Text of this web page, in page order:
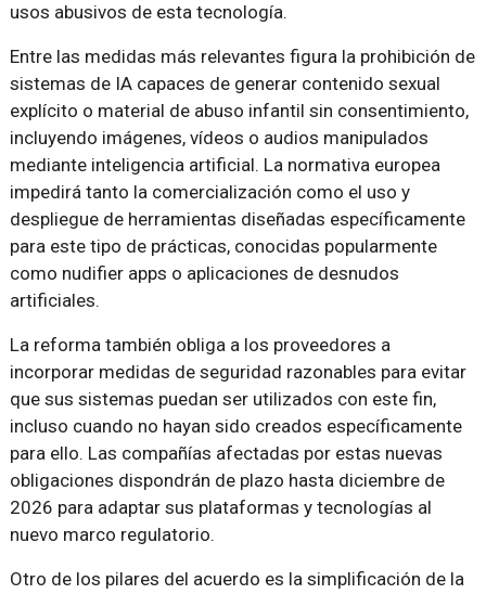
usos abusivos de esta tecnología.
Entre las medidas más relevantes figura la prohibición de
sistemas de IA capaces de generar contenido sexual
explícito o material de abuso infantil sin consentimiento,
incluyendo imágenes, vídeos o audios manipulados
mediante inteligencia artificial. La normativa europea
impedirá tanto la comercialización como el uso y
despliegue de herramientas diseñadas específicamente
para este tipo de prácticas, conocidas popularmente
como nudifier apps o aplicaciones de desnudos
artificiales.
La reforma también obliga a los proveedores a
incorporar medidas de seguridad razonables para evitar
que sus sistemas puedan ser utilizados con este fin,
incluso cuando no hayan sido creados específicamente
para ello. Las compañías afectadas por estas nuevas
obligaciones dispondrán de plazo hasta diciembre de
2026 para adaptar sus plataformas y tecnologías al
nuevo marco regulatorio.
Otro de los pilares del acuerdo es la simplificación de la